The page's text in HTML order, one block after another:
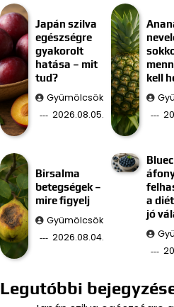
Japán szilva
egészségre
gyakorolt
hatása – mit
tud?
Gyümölcsök
2026.08.05.
kell
Birsalma
betegségek –
mire figyelj
Gyümölcsök
2026.08.04.
a
jó
Legutóbbi